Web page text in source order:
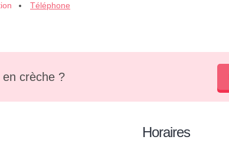
Téléphone
crèche ?
Horaires